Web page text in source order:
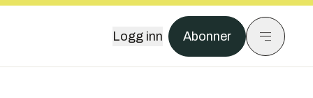
Logg inn Abonner